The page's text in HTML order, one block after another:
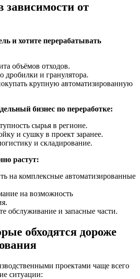
зависимости от
и хотите перерабатывать
объёмов отходов.
дробилки и гранулятора.
крупную автоматизированную
бизнес по переработке:
сырья в регионе.
и сушку в проект заранее.
и складирование.
растут:
на комплексные автоматизированные
на возможность
обслуживание и запасные части.
обходятся дороже
проектами чаще всего
ситуации: